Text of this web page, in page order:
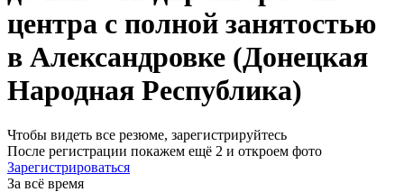
центра с полной занятостью
в Александровке (Донецкая
Народная Республика)
Чтобы видеть все резюме, зарегистрируйтесь
После регистрации покажем ещё 2 и откроем фото
Зарегистрироваться
За всё время